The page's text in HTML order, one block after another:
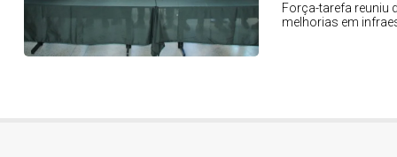
Força-tarefa reuniu
melhorias em